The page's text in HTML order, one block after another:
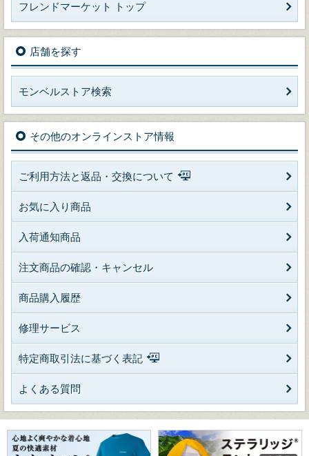
フレンドマーケット トップ
店舗を探す
モンベルストア検索
その他のオンラインストア情報
ご利用方法と返品・交換について
お気に入り商品
入荷通知商品
注文商品の確認・キャンセル
商品購入履歴
修理サービス
特定商取引法に基づく表記
よくある質問